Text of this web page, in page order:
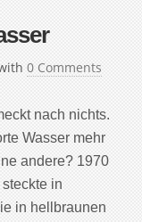
0 Comments
nach nichts.
Wasser mehr
andere? 1970
in
in hellbraunen